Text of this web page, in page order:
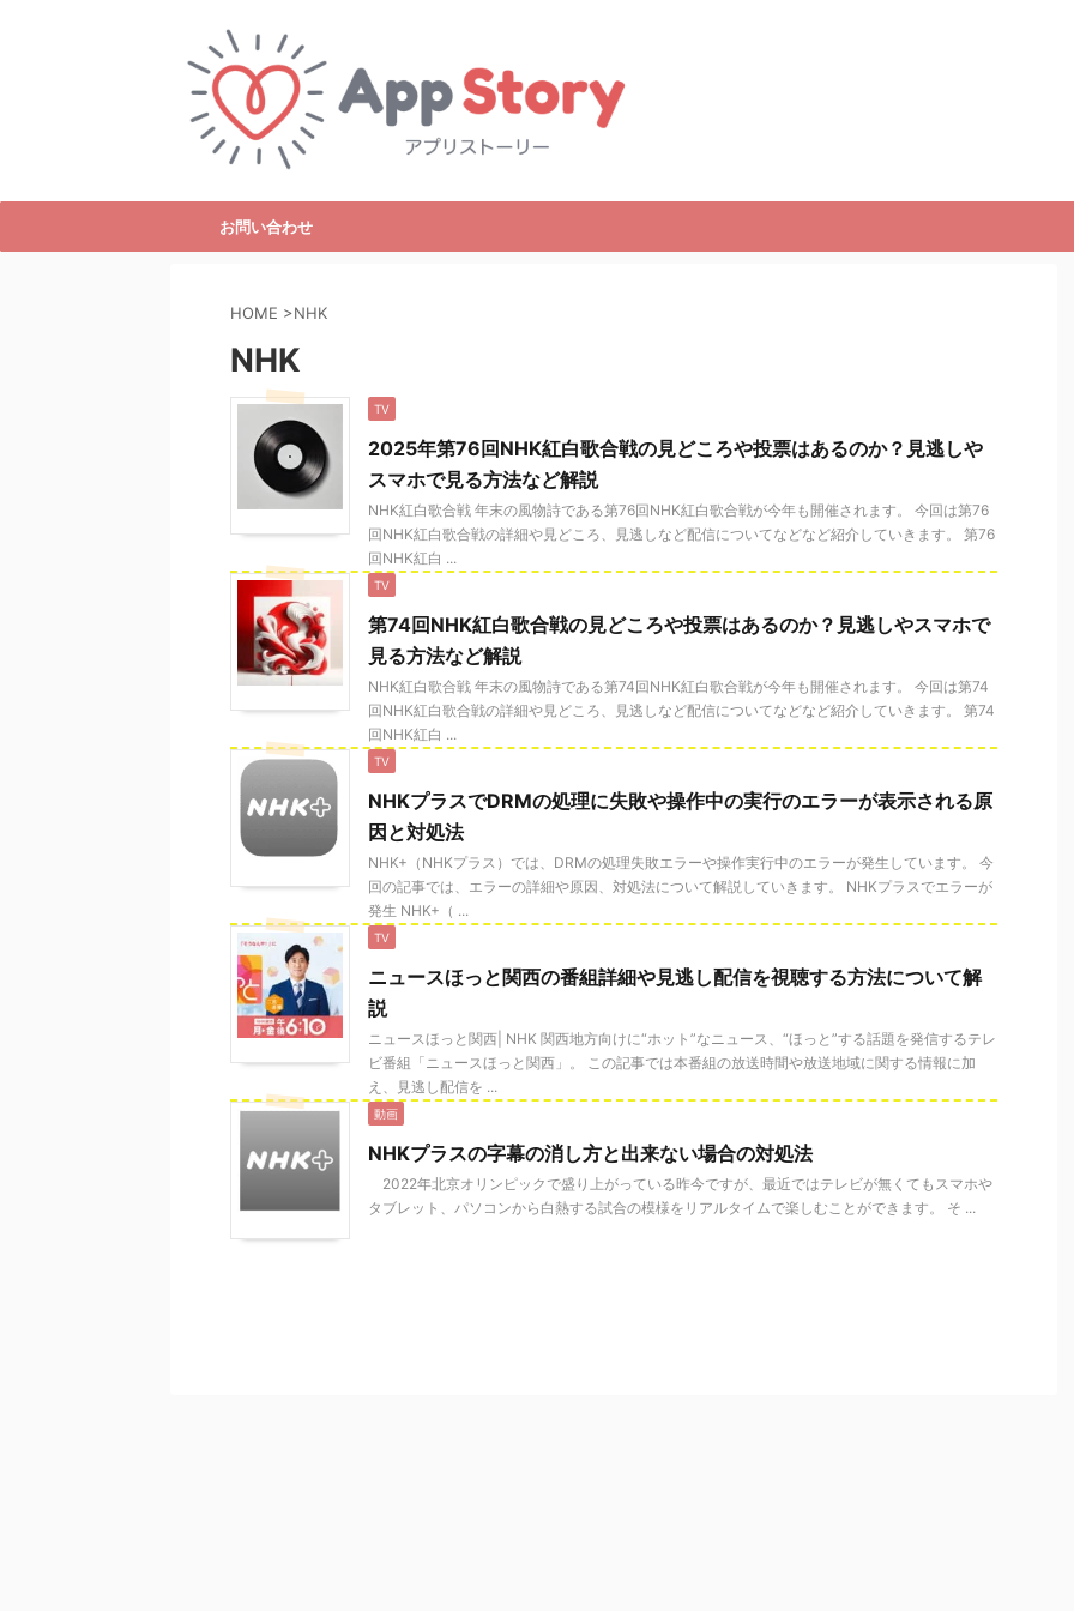
お問い合わせ
HOME >NHK
NHK
TV
2025年第76回NHK紅白歌合戦の見どころや投票はあるのか？見逃しや
スマホで見る方法など解説
NHK紅白歌合戦 年末の風物詩である第76回NHK紅白歌合戦が今年も開催されます。 今回は第76
回NHK紅白歌合戦の詳細や見どころ、見逃しなど配信についてなどなど紹介していきます。 第76
回NHK紅白 ...
TV
第74回NHK紅白歌合戦の見どころや投票はあるのか？見逃しやスマホで
見る方法など解説
NHK紅白歌合戦 年末の風物詩である第74回NHK紅白歌合戦が今年も開催されます。 今回は第74
回NHK紅白歌合戦の詳細や見どころ、見逃しなど配信についてなどなど紹介していきます。 第74
回NHK紅白 ...
TV
NHKプラスでDRMの処理に失敗や操作中の実行のエラーが表示される原
因と対処法
NHK+（NHKプラス）では、DRMの処理失敗エラーや操作実行中のエラーが発生しています。 今
回の記事では、エラーの詳細や原因、対処法について解説していきます。 NHKプラスでエラーが
発生 NHK+（ ...
TV
ニュースほっと関西の番組詳細や見逃し配信を視聴する方法について解
説
ニュースほっと関西| NHK 関西地方向けに“ホット”なニュース、“ほっと”する話題を発信するテレ
ビ番組「ニュースほっと関西」。 この記事では本番組の放送時間や放送地域に関する情報に加
え、見逃し配信を ...
動画
NHKプラスの字幕の消し方と出来ない場合の対処法
2022年北京オリンピックで盛り上がっている昨今ですが、最近ではテレビが無くてもスマホや
タブレット、パソコンから白熱する試合の模様をリアルタイムで楽しむことができます。 そ ...